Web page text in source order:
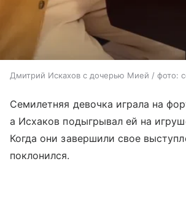
Дмитрий Искахов с дочерью Мией / фото:
Семилетняя девочка играла на
а Исхаков подыгрывал ей на
Когда они завершили свое
поклонился.